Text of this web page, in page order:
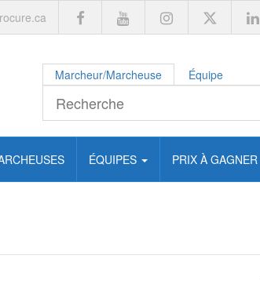
Marcheur/Marcheuse Équipe
ÉQUIPES PRIX À GAGNER